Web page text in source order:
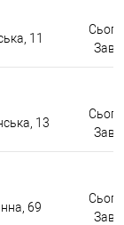
11
13
69